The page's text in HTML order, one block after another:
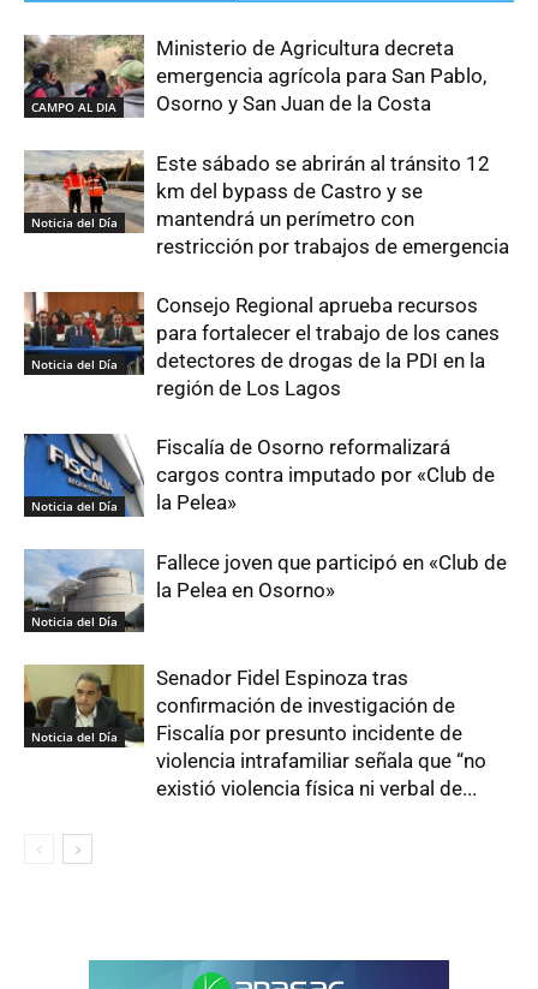
CAMPO AL DIA
Ministerio de Agricultura decreta
emergencia agrícola para San Pablo,
Osorno y San Juan de la Costa
Noticia del Día
Este sábado se abrirán al tránsito 12
km del bypass de Castro y se
mantendrá un perímetro con
restricción por trabajos de emergencia
Noticia del Día
Consejo Regional aprueba recursos
para fortalecer el trabajo de los canes
detectores de drogas de la PDI en la
región de Los Lagos
Noticia del Día
Fiscalía de Osorno reformalizará
cargos contra imputado por «Club de
la Pelea»
Noticia del Día
Fallece joven que participó en «Club de
la Pelea en Osorno»
Noticia del Día
Senador Fidel Espinoza tras
confirmación de investigación de
Fiscalía por presunto incidente de
violencia intrafamiliar señala que “no
existió violencia física ni verbal de...